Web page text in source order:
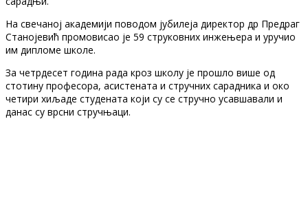
На свечаној академији поводом јубилеја директор др Предраг
Станојевић промовисао је 59 струковних инжењера и уручио
им дипломе школе.
За четрдесет година рада кроз школу је прошло више од
стотину професора, асистената и стручних сарадника и око
четири хиљаде студената који су се стручно усавшавали и
данас су врсни стручњаци.